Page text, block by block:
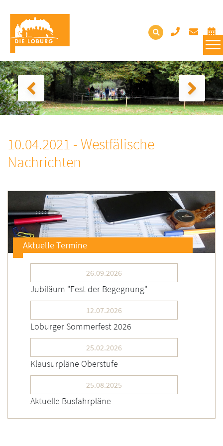
10.04.2021 - Westfälische
Nachrichten
Aktuelle Termine
26.09.2026
Jubiläum "Fest der Begegnung"
12.07.2026
Loburger Sommerfest 2026
25.02.2026
Klausurpläne Oberstufe
25.08.2025
Aktuelle Busfahrpläne